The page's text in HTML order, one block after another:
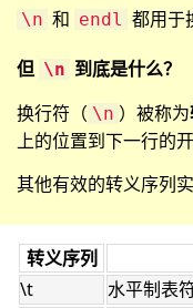
\n 和 endl 都用于
但 \n 到底是什么？
换行符（ \n ）被称为
上的位置到下一行的
其他有效的转义序列实
转义序列
\t
水平制表